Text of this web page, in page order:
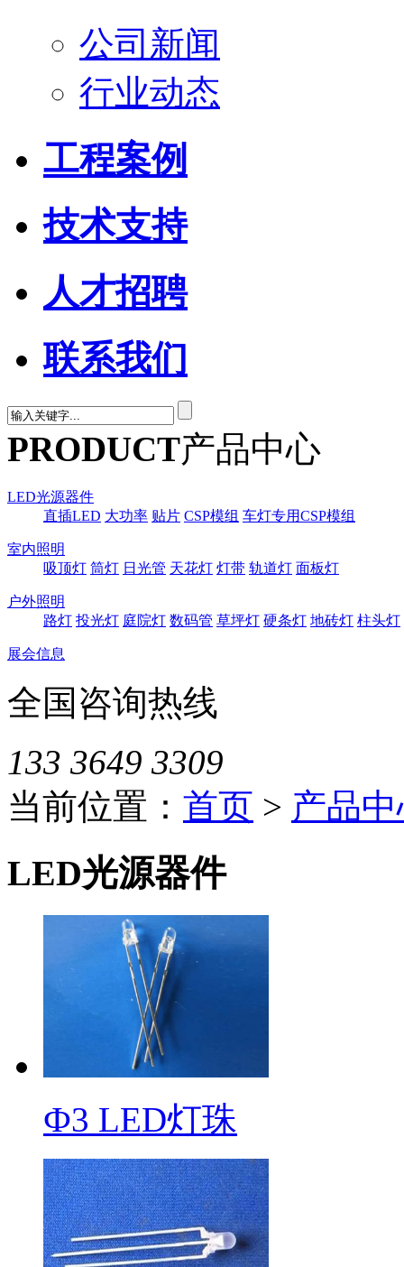
公司新闻
行业动态
工程案例
技术支持
人才招聘
联系我们
PRODUCT产品中心
LED光源器件
直插LED 大功率 贴片 CSP模组 车灯专用CSP模组
室内照明
吸顶灯 筒灯 日光管 天花灯 灯带 轨道灯 面板灯
户外照明
路灯 投光灯 庭院灯 数码管 草坪灯 硬条灯 地砖灯 柱头灯
展会信息
全国咨询热线
133 3649 3309
当前位置： 首页 > 产品
LED光源器件
Ф3 LED灯珠